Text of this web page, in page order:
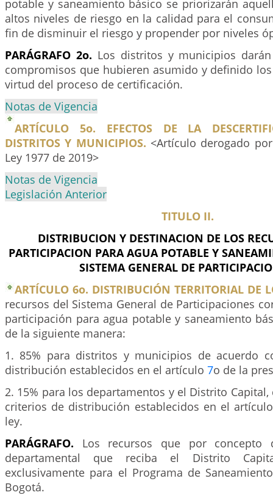
potable y saneamiento básico se priorizarán
altos niveles de riesgo en la calidad para el
fin de disminuir el riesgo y propender por niveles
PARÁGRAFO 2o. Los distritos y municipios
compromisos que hubieren asumido y definido
virtud del proceso de certificación.
Notas de Vigencia
ARTÍCULO 5o. EFECTOS DE LA
DISTRITOS Y MUNICIPIOS. <Artículo derogado
Ley 1977 de 2019>
Notas de Vigencia
Legislación Anterior
TITULO II.
DISTRIBUCION Y DESTINACION DE LOS
PARTICIPACION PARA AGUA POTABLE Y
SISTEMA GENERAL DE
ARTÍCULO 6o. DISTRIBUCIÓN TERRITORIAL DE
recursos del Sistema General de Participaciones
participación para agua potable y saneamiento
de la siguiente manera:
1. 85% para distritos y municipios de acuerdo
distribución establecidos en el artículo 7o de la
2. 15% para los departamentos y el Distrito
criterios de distribución establecidos en el
ley.
PARÁGRAFO. Los recursos que por concepto
departamental que reciba el Distrito
exclusivamente para el Programa de
Bogotá.